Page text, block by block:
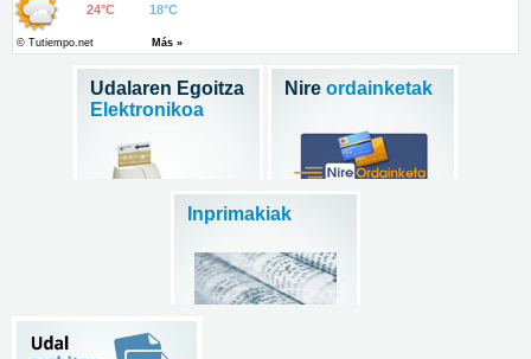
Udalaren Egoitza
Elektronikoa
Nire ordainketak
Inprimakiak